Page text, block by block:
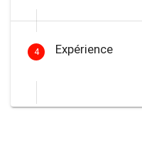
4 Expérience